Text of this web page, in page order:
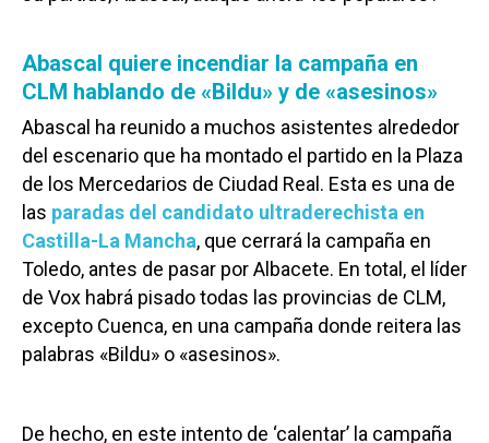
Abascal quiere incendiar la campaña en
CLM hablando de «Bildu» y de «asesinos»
Abascal ha reunido a muchos asistentes alrededor
del escenario que ha montado el partido en la Plaza
de los Mercedarios de Ciudad Real. Esta es una de
las paradas del candidato ultraderechista en
Castilla-La Mancha, que cerrará la campaña en
Toledo, antes de pasar por Albacete. En total, el líder
de Vox habrá pisado todas las provincias de CLM,
excepto Cuenca, en una campaña donde reitera las
palabras «Bildu» o «asesinos».
De hecho, en este intento de ‘calentar’ la campaña